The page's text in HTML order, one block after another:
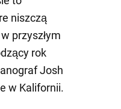
niszczą
przyszłym
rok
Josh
w Kalifornii.